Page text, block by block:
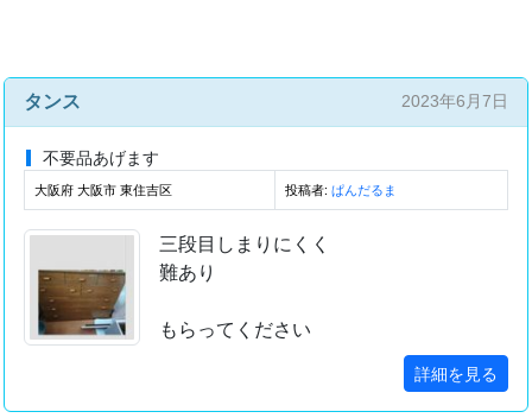
タンス 2023年6月7日
不要品あげます
大阪府 大阪市 東住吉区 投稿者: ぱんだるま
三段目しまりにくく
難あり
もらってください
詳細を見る